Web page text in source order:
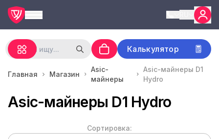
Калькулятор
Главная Магазин
Asic-
майнеры
Asic-майнеры D1
Hydro
Asic-майнеры D1 Hydro
Сортировка: